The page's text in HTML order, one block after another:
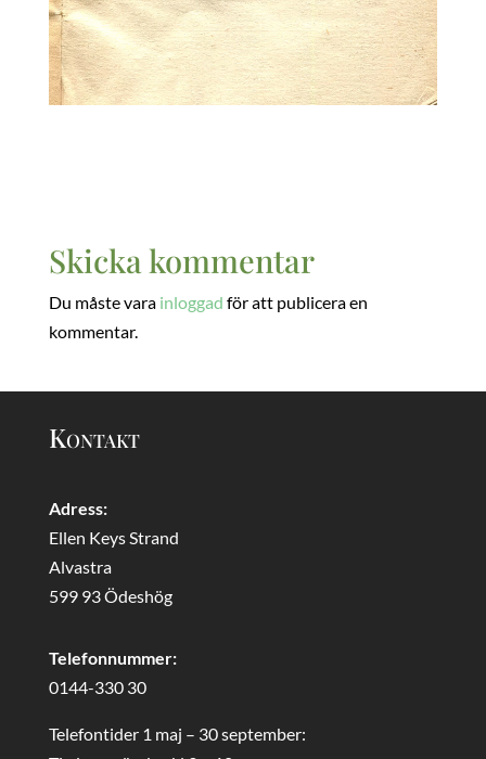
Skicka kommentar
Du måste vara inloggad för att publicera en
kommentar.
Kontakt
Adress:
Ellen Keys Strand
Alvastra
599 93 Ödeshög
Telefonnummer:
0144-330 30
Telefontider 1 maj – 30 september: